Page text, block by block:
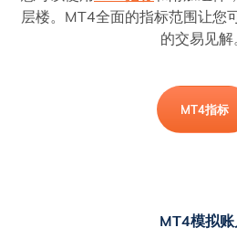
层楼。MT4全面的指标范围让您
的交易见解
MT4指标
MT4模拟